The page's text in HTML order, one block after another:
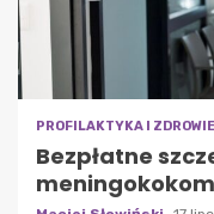
PROFILAKTYKA I ZDROWIE
Bezpłatne